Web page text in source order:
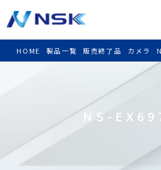
HOME 製品一覧 販売終了品 カメラ
NS-